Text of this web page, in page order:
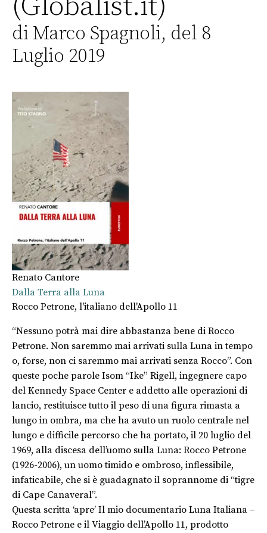
di Marco Spagnoli, del 8
Luglio 2019
Renato Cantore
Dalla Terra alla Luna
Rocco Petrone, l'italiano dell'Apollo 11
“Nessuno potrà mai dire abbastanza bene di Rocco
Petrone. Non saremmo mai arrivati sulla Luna in tempo
o, forse, non ci saremmo mai arrivati senza Rocco”. Con
queste poche parole Isom “Ike” Rigell, ingegnere capo
del Kennedy Space Center e addetto alle operazioni di
lancio, restituisce tutto il peso di una figura rimasta a
lungo in ombra, ma che ha avuto un ruolo centrale nel
lungo e difficile percorso che ha portato, il 20 luglio del
1969, alla discesa dell’uomo sulla Luna: Rocco Petrone
(1926-2006), un uomo timido e ombroso, inflessibile,
infaticabile, che si è guadagnato il soprannome di “tigre
di Cape Canaveral”.
Questa scritta ‘apre’ Il mio documentario Luna Italiana –
Rocco Petrone e il Viaggio dell’Apollo 11, prodotto